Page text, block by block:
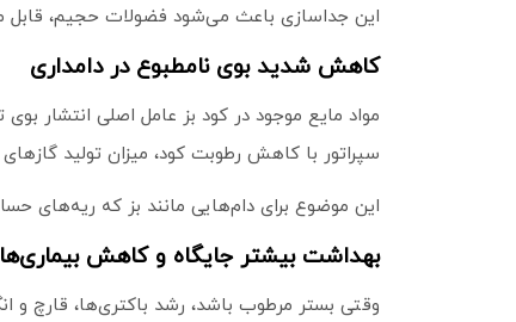
این جداسازی باعث می‌شود فضولات حجیم، قابل
کاهش شدید بوی نامطبوع در دامداری
مواد مایع موجود در کود بز عامل اصلی انتشار
سپراتور با کاهش رطوبت کود، میزان تولید
این موضوع برای دام‌هایی مانند بز که ریه‌های
بهداشت بیشتر جایگاه و کاهش بیماری‌ها
وقتی بستر مرطوب باشد، رشد باکتری‌ها، قارچ و